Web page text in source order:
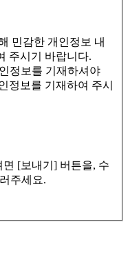
민감한 개인정보 내
주시기 바랍니다.
정보를 기재하셔야
정보를 기재하여 주시
[보내기] 버튼을, 수
주세요.